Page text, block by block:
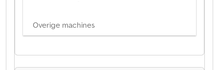
Overige machines